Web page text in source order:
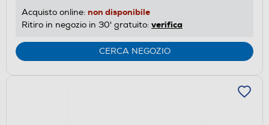
Acquisto online: non disponibile
Ritiro in negozio in 30' gratuito: verifica
CERCA NEGOZIO